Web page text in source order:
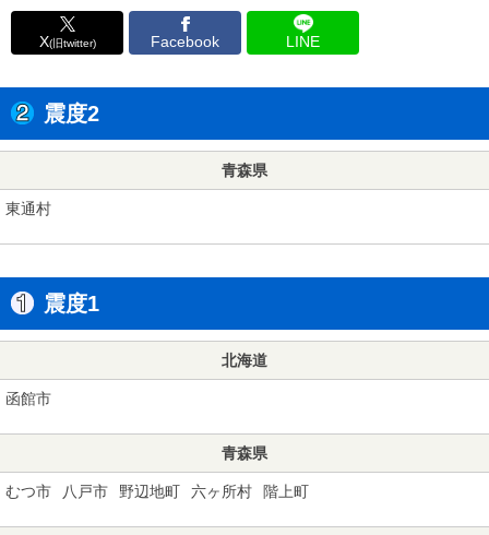
X(旧twitter) Facebook LINE
震度2
青森県
東通村
震度1
北海道
函館市
青森県
むつ市 八戸市 野辺地町 六ヶ所村 階上町